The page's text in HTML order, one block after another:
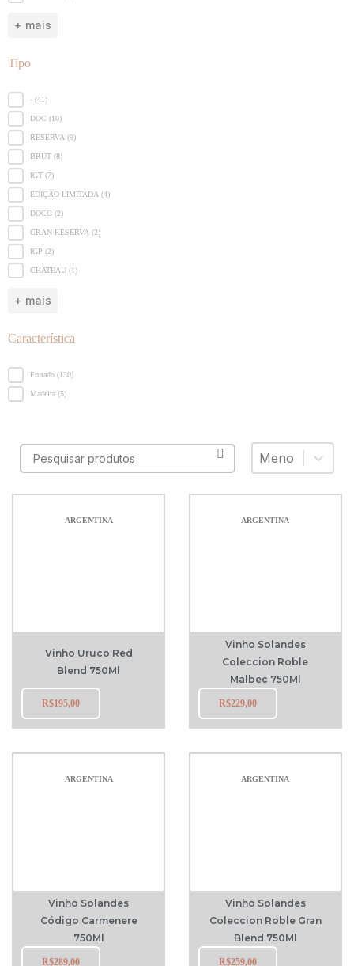
+ mais
Tipo
Tipo-(41)
DOC(10)
RESERVA(9)
BRUT(8)
IGT(7)
EDIÇÃO LIMITADA(4)
DOCG(2)
GRAN RESERVA(2)
IGP(2)
CHATEAU(1)
+ mais
Característica
Característica
Frutado(130)
Madeira(5)
Maior / Menor
Sort content
ARGENTINA
Vinho Uruco Red
Blend 750Ml
R$195,00
ARGENTINA
Vinho Solandes
Coleccion Roble
Malbec 750Ml
R$229,00
ARGENTINA
Vinho Solandes
Código Carmenere
750Ml
R$289,00
ARGENTINA
Vinho Solandes
Coleccion Roble Gran
Blend 750Ml
R$259,00